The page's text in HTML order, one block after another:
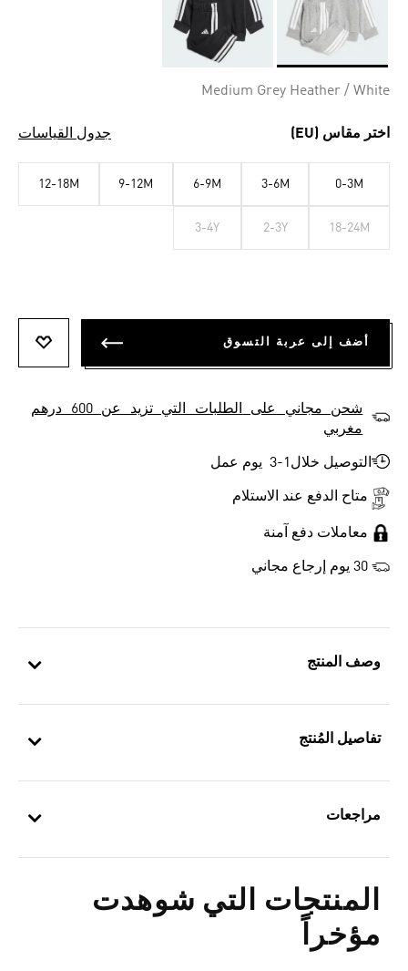
وصف المنتج
تفاصيل المُنتج
مراجعات
المنتجات التي شوهدت
مؤخراً
Medium Grey Heather / White
اختر مقاس (EU) جدول القياسات
0-3M
3-6M
6-9M
9-12M
12-18M
18-24M
2-3Y
3-4Y
أضف إلى عربة التسوق
شحن مجاني على الطلبات التي تزيد عن 600 درهم
مغربي
التوصيل خلال1-3 يوم عمل
متاح الدفع عند الاستلام
معاملات دفع آمنة